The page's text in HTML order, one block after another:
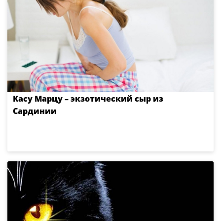
Касу Марцу – экзотический сыр из
Сардинии